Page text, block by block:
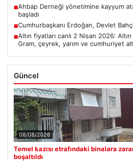
■Ahbap Derneği yönetimine kayyum
başladı
■Cumhurbaşkanı Erdoğan, Devlet
■Altın fiyatları canlı 2 Nisan 2026:
Gram, çeyrek, yarım ve cumhuriyet
Güncel
08/08/2026
Temel kazısı etrafındaki binalara
boşaltıldı